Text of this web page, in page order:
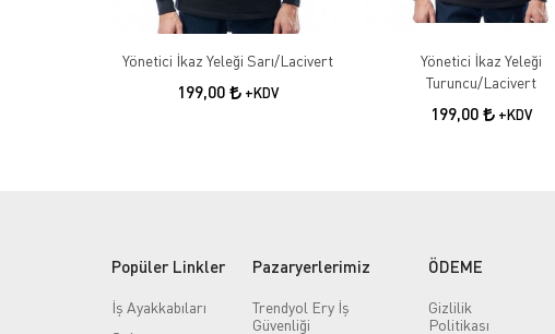
Yönetici İkaz Yeleği Sarı/Lacivert
199,00 +KDV
Yönetici İkaz Yeleği
Turuncu/Lacivert
199,00 +KDV
Popüler Linkler
İş Ayakkabıları
Pazaryerlerimiz
Trendyol Ery İş
Güvenliği
ÖDEME
Gizlilik
Politikası